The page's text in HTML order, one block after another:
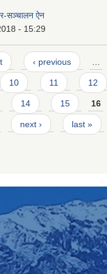
सञ्चालन ऐन
- 15:29
‹ previous …
10 11 12
14 15 16
next › last »